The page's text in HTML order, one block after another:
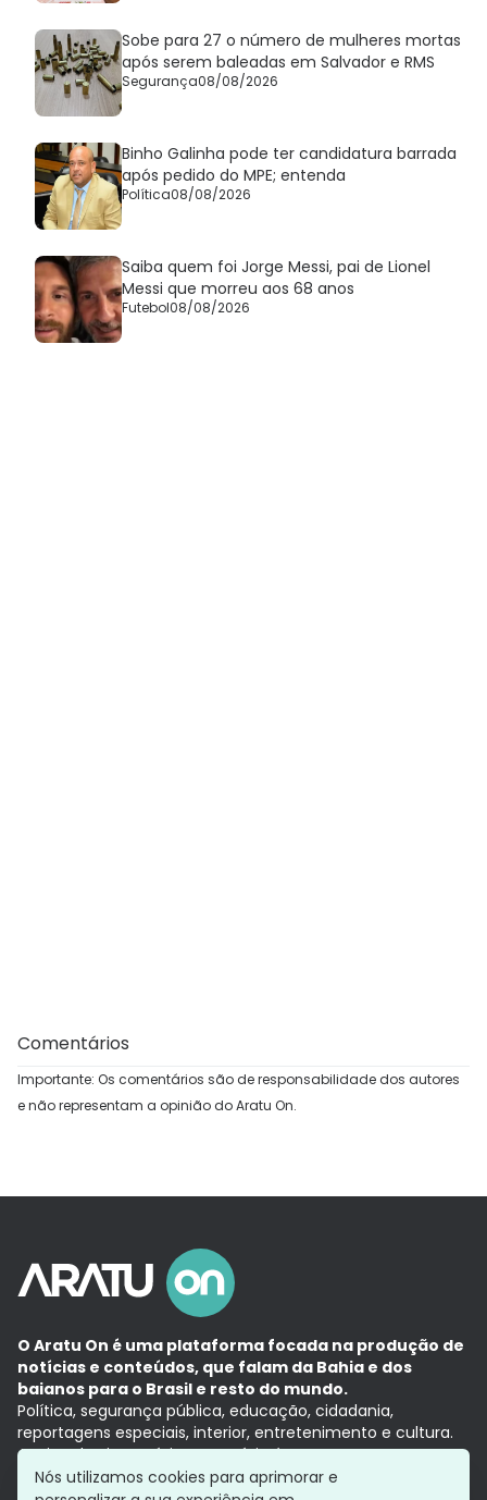
Sobe para 27 o número de mulheres mortas
após serem baleadas em Salvador e RMS
Segurança08/08/2026
Binho Galinha pode ter candidatura barrada
após pedido do MPE; entenda
Política08/08/2026
Saiba quem foi Jorge Messi, pai de Lionel
Messi que morreu aos 68 anos
Futebol08/08/2026
Comentários
Importante: Os comentários são de responsabilidade dos autores
e não representam a opinião do Aratu On.
O Aratu On é uma plataforma focada na produção de
notícias e conteúdos, que falam da Bahia e dos
baianos para o Brasil e resto do mundo.
Política, segurança pública, educação, cidadania,
reportagens especiais, interior, entretenimento e cultura.
Aqui, tudo vira notícia e a notícia é no tempo presente,
com a credibilidade do Grupo Aratu.
Nós utilizamos cookies para aprimorar e